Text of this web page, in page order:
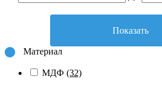
Показать
Материал
МДФ (32)